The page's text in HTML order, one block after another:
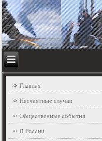
Главная
Несчастные случаи
Общественные события
В России